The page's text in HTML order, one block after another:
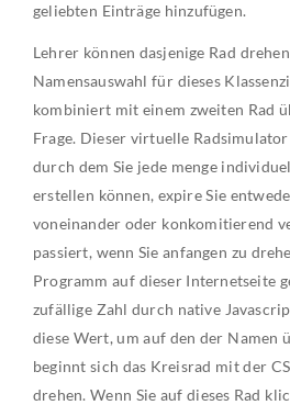
geliebten Einträge hinzufügen.
Lehrer können dasjenige Rad
Namensauswahl für dieses
kombiniert mit einem zweiten Rad
Frage. Dieser virtuelle
durch dem Sie jede menge
erstellen können, expire Sie
voneinander oder konkomitierend
passiert, wenn Sie anfangen zu
Programm auf dieser Internetseite
zufällige Zahl durch native
diese Wert, um auf den der Namen
beginnt sich das Kreisrad mit der
drehen. Wenn Sie auf dieses Rad